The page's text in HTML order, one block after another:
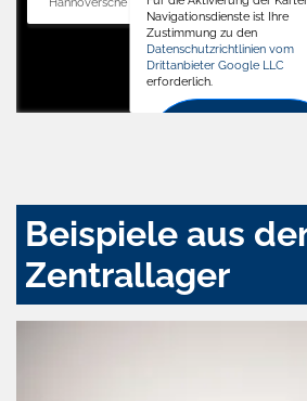
Navigationsdienste ist Ihre
Zustimmung zu den
Datenschutzrichtlinien vom
Drittanbieter Google LLC
erforderlich.
Beispiele aus
Zentrallager